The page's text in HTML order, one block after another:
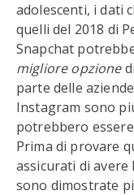
adolescenti, i dati
quelli del 2018 di
Snapchat
migliore opzionedi
parte delle
Instagram sono
potrebbero
Prima di provare
assicurati di avere
sono dimostrate